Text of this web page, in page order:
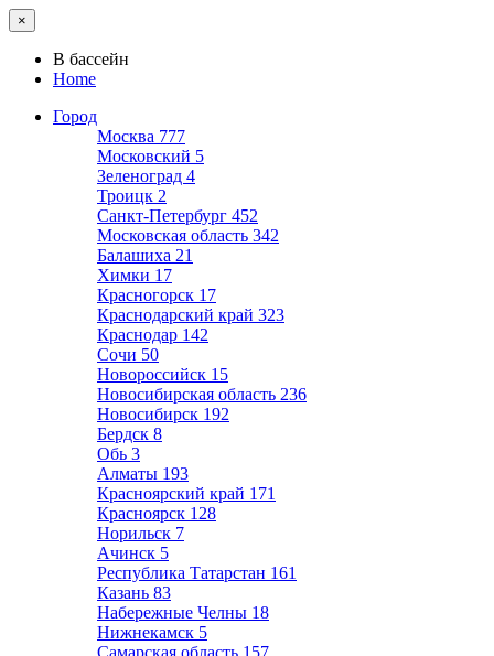
×
В бассейн
Home
Город
Москва 777
Московский 5
Зеленоград 4
Троицк 2
Санкт-Петербург 452
Московская область 342
Балашиха 21
Химки 17
Красногорск 17
Краснодарский край 323
Краснодар 142
Сочи 50
Новороссийск 15
Новосибирская область 236
Новосибирск 192
Бердск 8
Обь 3
Алматы 193
Красноярский край 171
Красноярск 128
Норильск 7
Ачинск 5
Республика Татарстан 161
Казань 83
Набережные Челны 18
Нижнекамск 5
Самарская область 157